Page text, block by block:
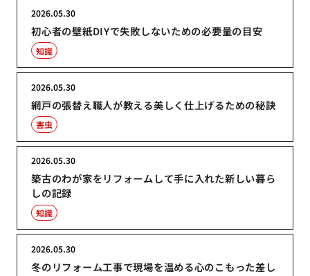
初心者の壁紙DIYで失敗しないための必要量の目安
2026.05.30
知識
網戸の張替え職人が教える美しく仕上げるための秘訣
2026.05.30
害虫
築古のわが家をリフォームして手に入れた新しい暮ら
しの記録
2026.05.30
知識
冬のリフォーム工事で現場を温める心のこもった差し
2026.05.30